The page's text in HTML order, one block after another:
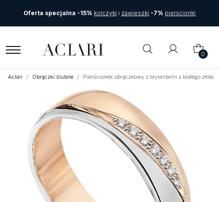
Oferta specjalna -15% kolczyki i zawieszki -7% pierścionki
0
Aclari Obrączki ślubne Pierścionek obrączkowy z brylantami z białego złota